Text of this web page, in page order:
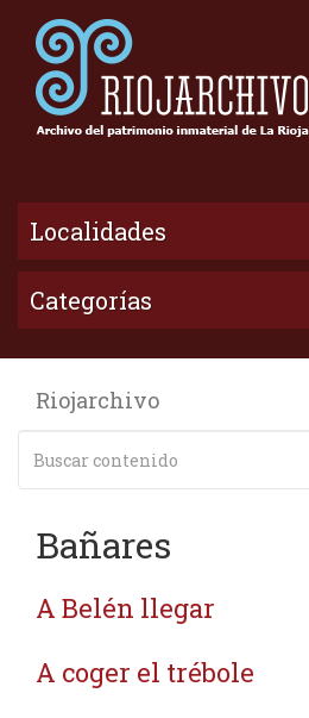
Localidades
Categorías
Riojarchivo
Bañares
A Belén llegar
A coger el trébole